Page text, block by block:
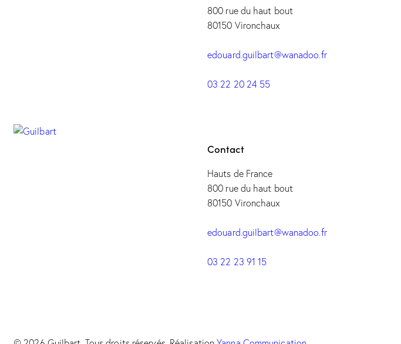
800 rue du haut bout
80150 Vironchaux
edouard.guilbart@wanadoo.fr
03 22 20 24 55
Contact
Hauts de France
800 rue du haut bout
80150 Vironchaux
edouard.guilbart@wanadoo.fr
03 22 23 91 15